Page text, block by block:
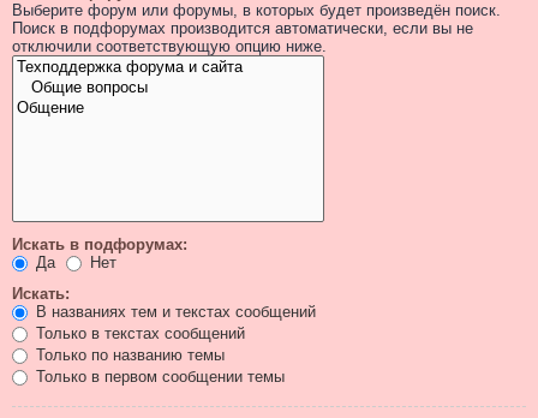
Выберите форум или форумы, в которых будет произведён поиск.
Поиск в подфорумах производится автоматически, если вы не
отключили соответствующую опцию ниже.
Искать в подфорумах:
Да
Нет
Искать:
В названиях тем и текстах сообщений
Только в текстах сообщений
Только по названию темы
Только в первом сообщении темы